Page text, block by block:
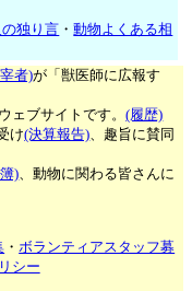
独り言 ・動物よくある相
者)が「獣医師に広報す
ェブサイトです。(履歴)
け(決算報告)、趣旨に賛同
)、動物に関わる皆さんに
・ボランティアスタッフ募
シー